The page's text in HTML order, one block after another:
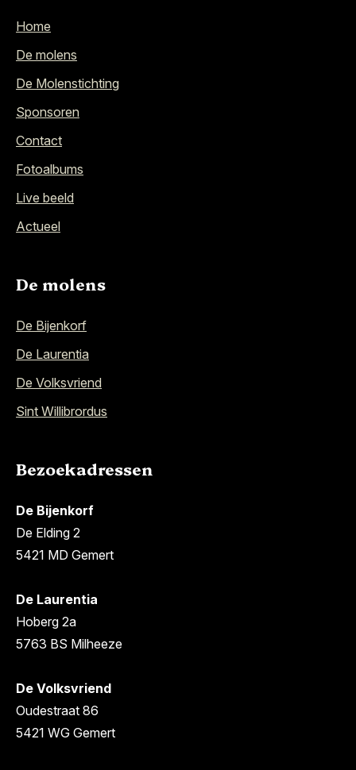
Home
De molens
De Molenstichting
Sponsoren
Contact
Fotoalbums
Live beeld
Actueel
De molens
De Bijenkorf
De Laurentia
De Volksvriend
Sint Willibrordus
Bezoekadressen
De Bijenkorf
De Elding 2
5421 MD Gemert
De Laurentia
Hoberg 2a
5763 BS Milheeze
De Volksvriend
Oudestraat 86
5421 WG Gemert